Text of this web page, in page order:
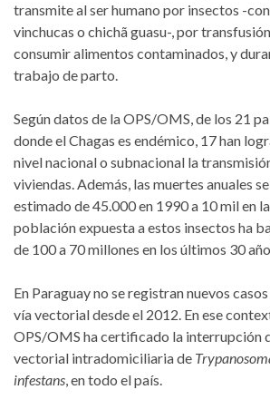
transmite al ser humano por insectos -
vinchucas o chichã guasu-, por
consumir alimentos contaminados, y
trabajo de parto.
Según datos de la OPS/OMS, de los 21
donde el Chagas es endémico, 17 han
nivel nacional o subnacional la
viviendas. Además, las muertes anuales
estimado de 45.000 en 1990 a 10 mil en
población expuesta a estos insectos ha
de 100 a 70 millones en los últimos 30
En Paraguay no se registran nuevos
vía vectorial desde el 2012. En ese
OPS/OMS ha certificado la interrupción
vectorial intradomiciliaria de
infestans, en todo el país.